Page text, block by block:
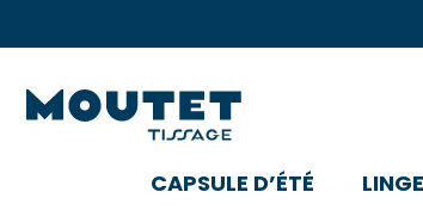
CAPSULE D’ÉTÉ